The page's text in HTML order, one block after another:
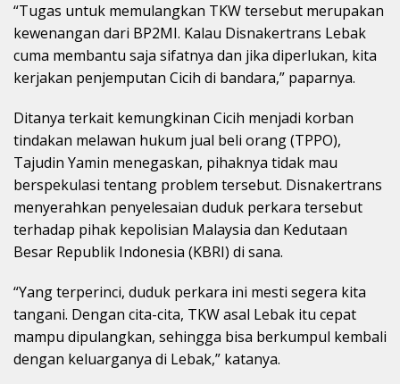
“Tugas untuk memulangkan TKW tersebut merupakan
kewenangan dari BP2MI. Kalau Disnakertrans Lebak
cuma membantu saja sifatnya dan jika diperlukan, kita
kerjakan penjemputan Cicih di bandara,” paparnya.
Ditanya terkait kemungkinan Cicih menjadi korban
tindakan melawan hukum jual beli orang (TPPO),
Tajudin Yamin menegaskan, pihaknya tidak mau
berspekulasi tentang problem tersebut. Disnakertrans
menyerahkan penyelesaian duduk perkara tersebut
terhadap pihak kepolisian Malaysia dan Kedutaan
Besar Republik Indonesia (KBRI) di sana.
“Yang terperinci, duduk perkara ini mesti segera kita
tangani. Dengan cita-cita, TKW asal Lebak itu cepat
mampu dipulangkan, sehingga bisa berkumpul kembali
dengan keluarganya di Lebak,” katanya.